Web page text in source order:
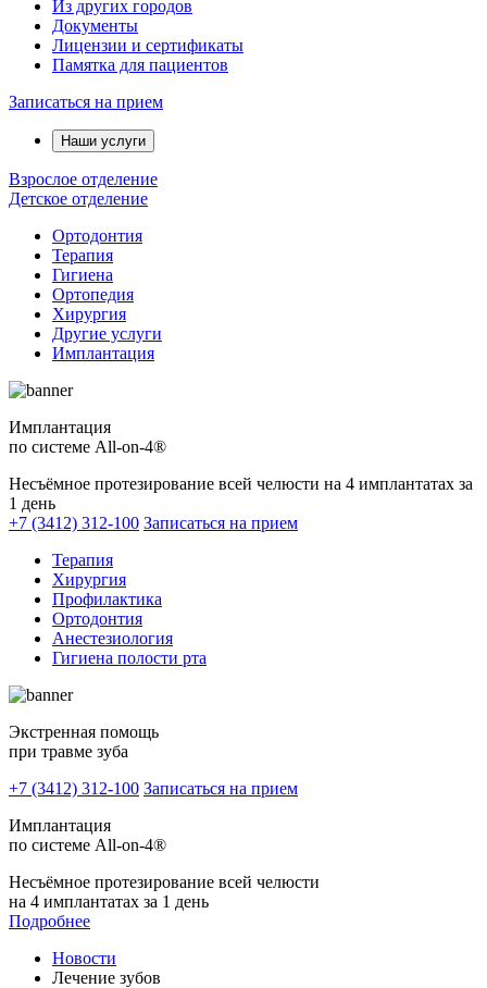
Из других городов
Документы
Лицензии и сертификаты
Памятка для пациентов
Записаться на прием
Наши услуги
Взрослое отделение
Детское отделение
Ортодонтия
Терапия
Гигиена
Ортопедия
Хирургия
Другие услуги
Имплантация
Имплантация
по системе All-on-4®
Несъёмное протезирование всей челюсти на 4 имплантатах за
1 день
+7 (3412) 312-100 Записаться на прием
Терапия
Хирургия
Профилактика
Ортодонтия
Анестезиология
Гигиена полости рта
Экстренная помощь
при травме зуба
+7 (3412) 312-100 Записаться на прием
Имплантация
по системе All-on-4®
Несъёмное протезирование всей челюсти
на 4 имплантатах за 1 день
Подробнее
Новости
Лечение зубов